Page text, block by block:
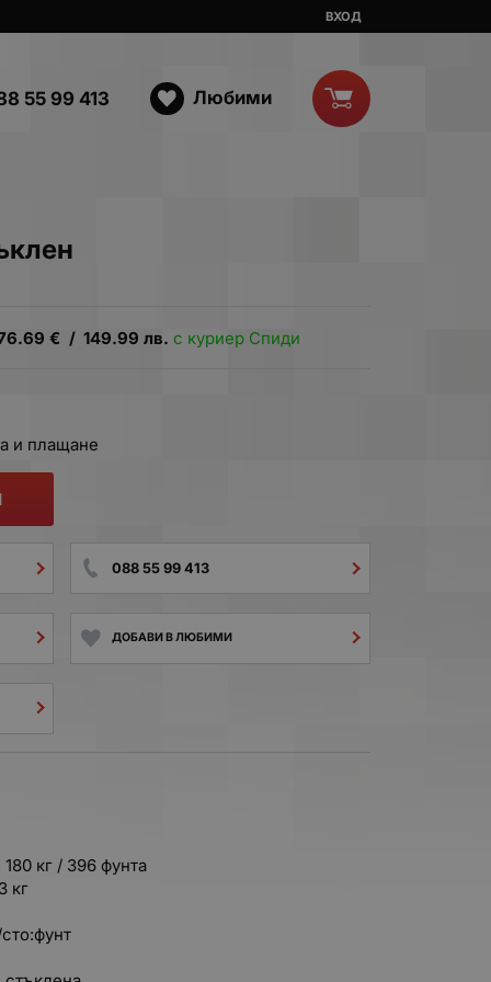
ВХОД
55 99 413 Любими
€ / 149.99 лв. с куриер Спиди
и плащане
088 55 99 413
ДОБАВИ В ЛЮБИМИ
кг / 396 фунта
кг